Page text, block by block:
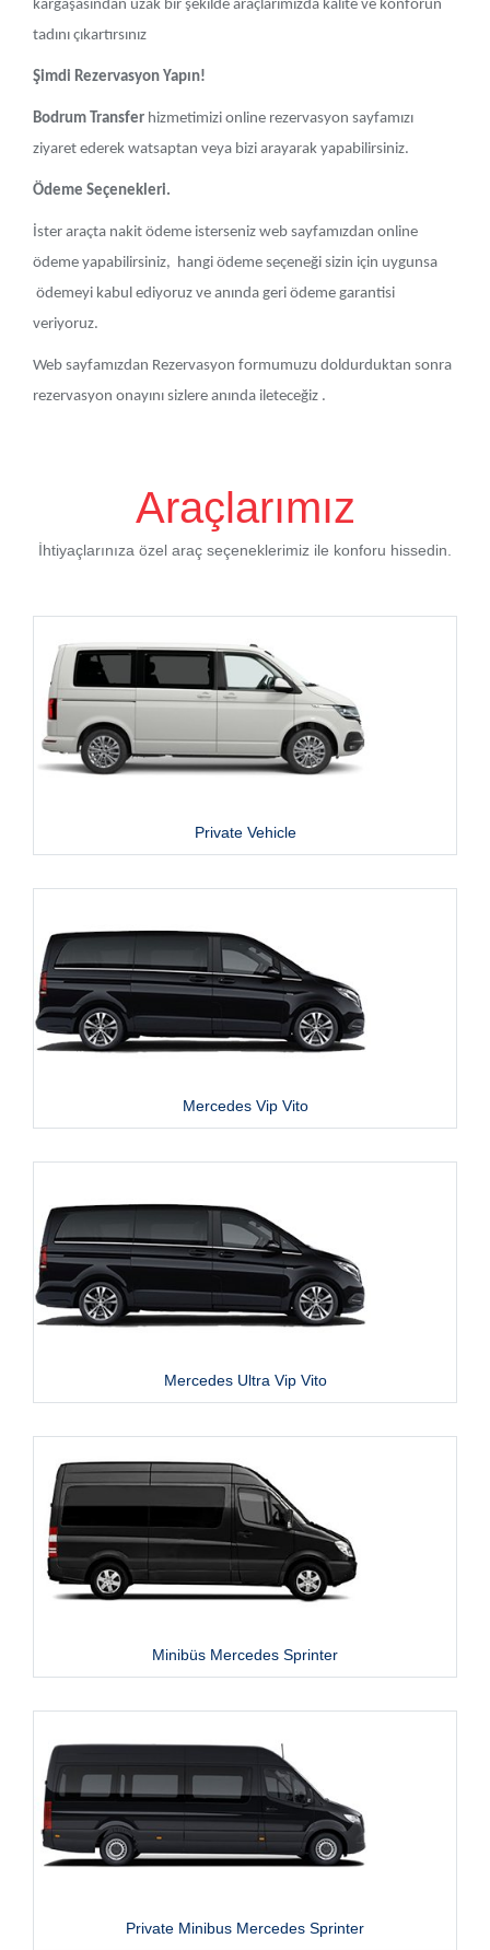
kargaşasından uzak bir şekilde araçlarımızda kalite ve konforun
tadını çıkartırsınız
Şimdi Rezervasyon Yapın!
Bodrum Transfer hizmetimizi online rezervasyon sayfamızı
ziyaret ederek watsaptan veya bizi arayarak yapabilirsiniz.
Ödeme Seçenekleri.
İster araçta nakit ödeme isterseniz web sayfamızdan online
ödeme yapabilirsiniz, hangi ödeme seçeneği sizin için uygunsa
ödemeyi kabul ediyoruz ve anında geri ödeme garantisi
veriyoruz.
Web sayfamızdan Rezervasyon formumuzu doldurduktan sonra
rezervasyon onayını sizlere anında ileteceğiz .
Araçlarımız
İhtiyaçlarınıza özel araç seçeneklerimiz ile konforu hissedin.
Private Vehicle
Mercedes Vip Vito
Mercedes Ultra Vip Vito
Minibüs Mercedes Sprinter
Private Minibus Mercedes Sprinter